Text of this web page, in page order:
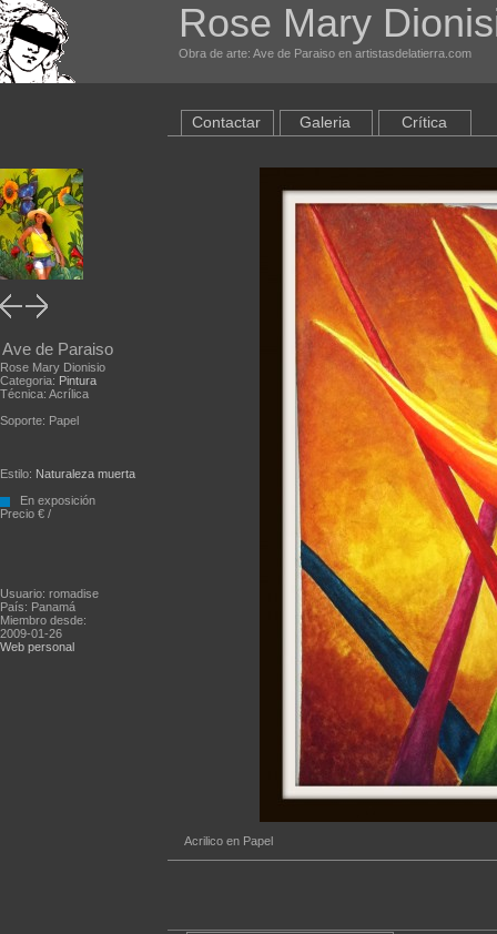
Rose Mary
Obra de arte: Ave de Paraiso en artistasdelatierra.com
Ave de Paraiso
Rose Mary Dionisio
Categoria: Pintura
Técnica: Acrílica
Soporte: Papel
Estilo: Naturaleza muerta
En exposición
Precio € /
Usuario: romadise
País: Panamá
Miembro desde:
2009-01-26
Web personal
Contactar Galeria Crítica
Acrilico en Papel